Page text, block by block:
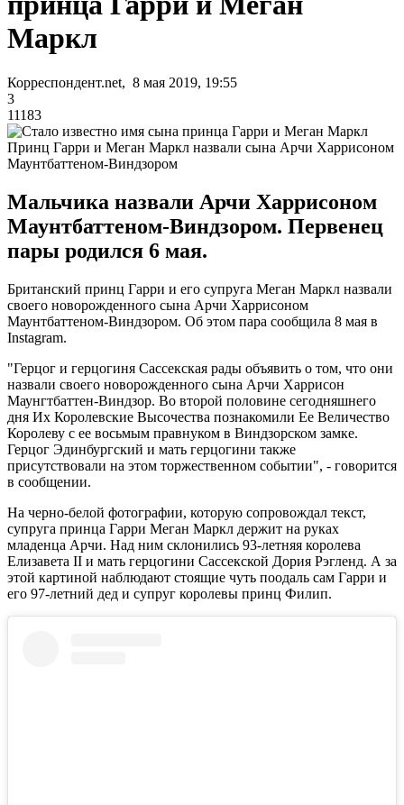
Маркл
Корреспондент.net, 8 мая 2019, 19:55
3
11183
Принц Гарри и Меган Маркл назвали сына Арчи Харрисоном
Маунтбаттеном-Виндзором
Мальчика назвали Арчи Харрисоном
Маунтбаттеном-Виндзором. Первенец
пары родился 6 мая.
Британский принц Гарри и его супруга Меган Маркл назвали
своего новорожденного сына Арчи Харрисоном
Маунтбаттеном-Виндзором. Об этом пара сообщила 8 мая в
Instagram.
"Герцог и герцогиня Сассекская рады объявить о том, что они
назвали своего новорожденного сына Арчи Харрисон
Маунгтбаттен-Виндзор. Во второй половине сегодняшнего
дня Их Королевские Высочества познакомили Ее Величество
Королеву с ее восьмым правнуком в Виндзорском замке.
Герцог Эдинбургский и мать герцогини также
присутствовали на этом торжественном событии", - говорится
в сообщении.
На черно-белой фотографии, которую сопровождал текст,
супруга принца Гарри Меган Маркл держит на руках
младенца Арчи. Над ним склонились 93-летняя королева
Елизавета II и мать герцогини Сассекской Дория Рэгленд. А за
этой картиной наблюдают стоящие чуть поодаль сам Гарри и
его 97-летний дед и супруг королевы принц Филип.